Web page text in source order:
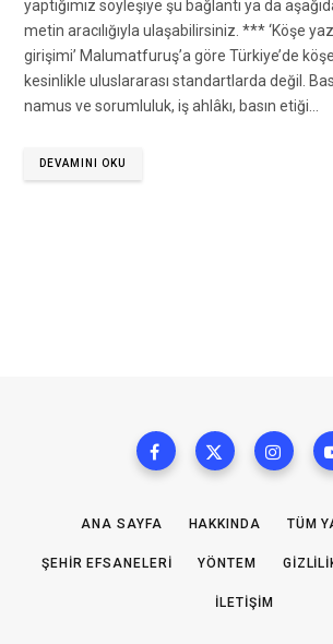
yaptığımız söyleşiye şu bağlantı ya da
metin aracılığıyla ulaşabilirsiniz. *** ‘Köşe
girişimi’ Malumatfuruş’a göre Türkiye’de
kesinlikle uluslararası standartlarda değil.
namus ve sorumluluk, iş ahlâkı, basın etiği…
DEVAMINI OKU
ANA SAYFA HAKKINDA TÜM
ŞEHIR EFSANELERI YÖNTEM
İLETIŞIM